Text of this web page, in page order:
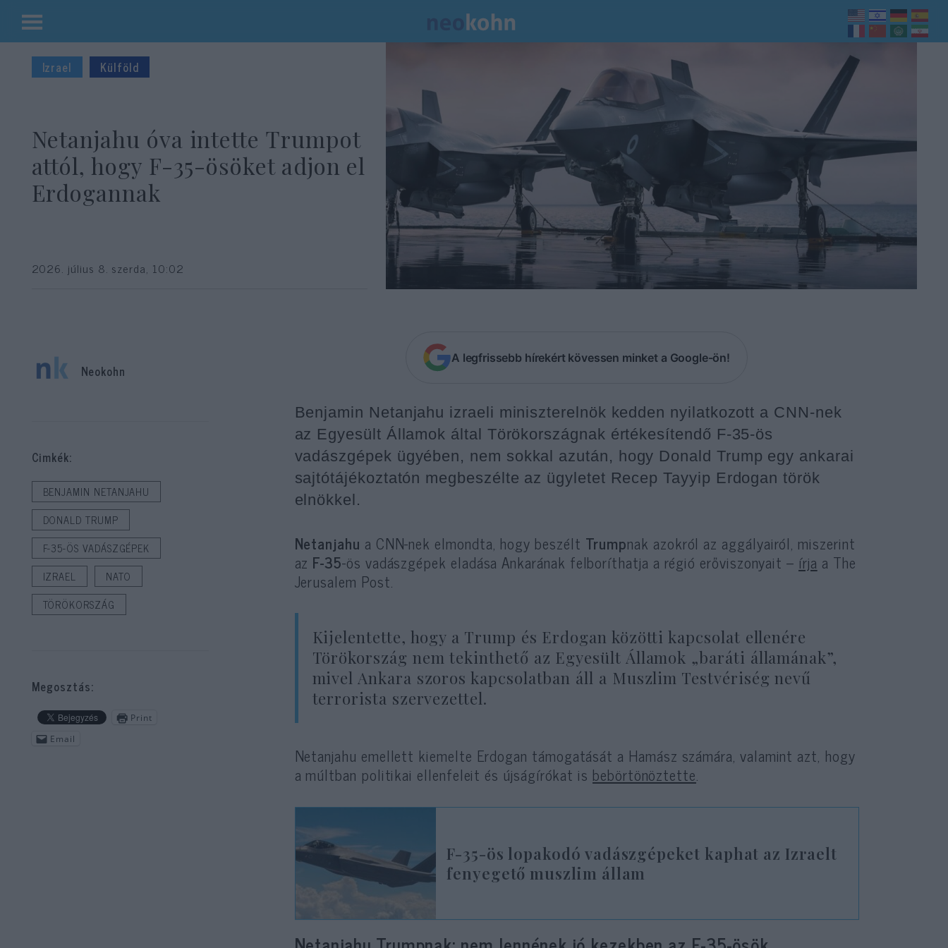
Kilépés
tartalomba
Izrael Külföld
Netanjahu óva intette Trumpot
attól, hogy F-35-ösöket adjon el
Erdogannak
2026. július 8. szerda, 10:02
A legfrissebb hírekért kövessen minket a Google-ön!
Benjamin Netanjahu izraeli miniszterelnök kedden nyilatkozott a CNN-nek
az Egyesült Államok által Törökországnak értékesítendő F-35-ös
vadászgépek ügyében, nem sokkal azután, hogy Donald Trump egy ankarai
sajtótájékoztatón megbeszélte az ügyletet Recep Tayyip Erdogan török
elnökkel.
Netanjahu a CNN-nek elmondta, hogy beszélt Trumpnak azokról az aggályairól, miszerint
az F-35-ös vadászgépek eladása Ankarának felboríthatja a régió erőviszonyait – írja a The
Jerusalem Post.
Kijelentette, hogy a Trump és Erdogan közötti kapcsolat ellenére
Törökország nem tekinthető az Egyesült Államok „baráti államának”,
mivel Ankara szoros kapcsolatban áll a Muszlim Testvériség nevű
terrorista szervezettel.
Netanjahu emellett kiemelte Erdogan támogatását a Hamász számára, valamint azt, hogy
a múltban politikai ellenfeleit és újságírókat is bebörtönöztette.
F-35-ös lopakodó vadászgépeket kaphat az Izraelt
fenyegető muszlim állam
Neokohn
Cimkék:
BENJAMIN NETANJAHU
DONALD TRUMP
F-35-ÖS VADÁSZGÉPEK
IZRAEL
NATO
TÖRÖKORSZÁG
Megosztás:
Print
Email